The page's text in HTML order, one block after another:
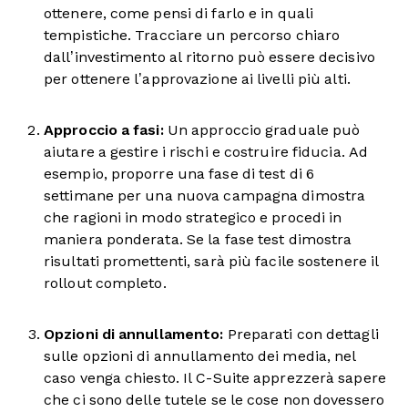
ottenere, come pensi di farlo e in quali
tempistiche. Tracciare un percorso chiaro
dall’investimento al ritorno può essere decisivo
per ottenere l’approvazione ai livelli più alti.
Approccio a fasi:Un approccio graduale può
aiutare a gestire i rischi e costruire fiducia. Ad
esempio, proporre una fase di test di 6
settimane per una nuova campagna dimostra
che ragioni in modo strategico e procedi in
maniera ponderata. Se la fase test dimostra
risultati promettenti, sarà più facile sostenere il
rollout completo.
Opzioni di annullamento: Preparati con dettagli
sulle opzioni di annullamento dei media, nel
caso venga chiesto. Il C-Suite apprezzerà sapere
che ci sono delle tutele se le cose non dovessero